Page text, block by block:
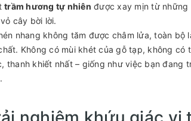
trầm hương tự nhiên được xay mịn từ những
cây bời lời.
nhang không tăm được châm lửa, toàn
Không có mùi khét của gỗ tạp, không
thanh khiết nhất – giống như việc bạn đang